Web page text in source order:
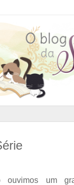
ouvimos um